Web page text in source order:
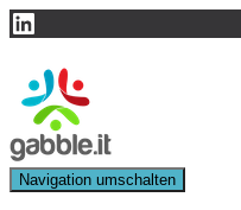
LinkedIn
Navigation umschalten